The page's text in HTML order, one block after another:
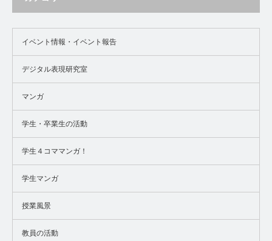
イベント情報・イベント報告
デジタル表現研究室
マンガ
学生・卒業生の活動
学生４コママンガ！
学生マンガ
授業風景
教員の活動